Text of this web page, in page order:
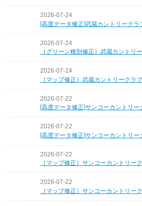
2026-07-24
[高度データ修正]武蔵カントリーク
2026-07-24
［グリーン種別修正］武蔵カントリ
2026-07-24
［マップ修正］武蔵カントリークラ
2026-07-22
[高度データ修正]サンコーカントリー
2026-07-22
[高度データ修正]サンコーカントリー
2026-07-22
［マップ修正］サンコーカントリー
2026-07-22
［マップ修正］サンコーカントリー